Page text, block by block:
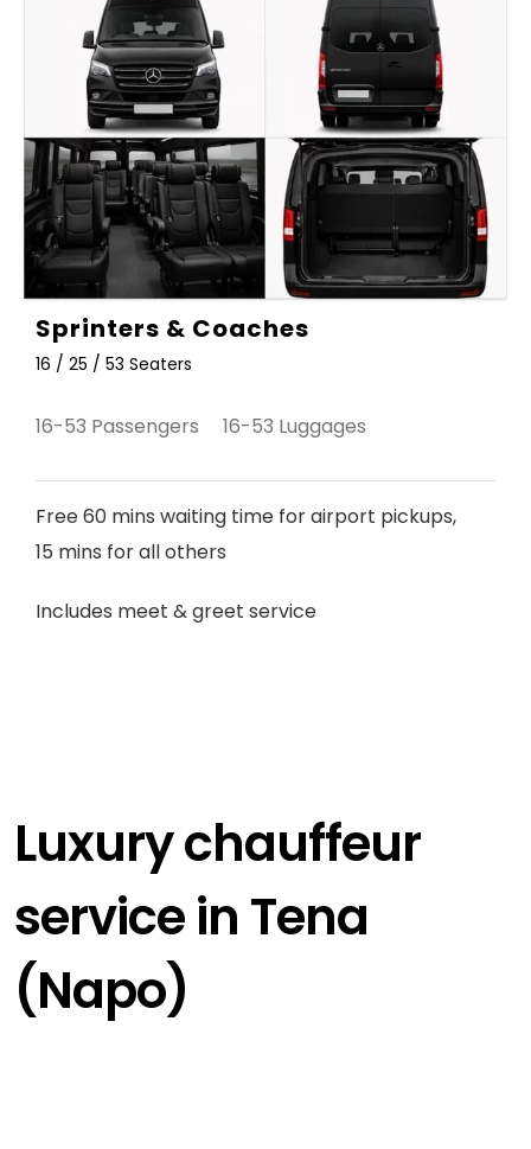
Sprinters & Coaches
16 / 25 / 53 Seaters
16-53 Passengers 16-53 Luggages
Free 60 mins waiting time for airport pickups,
15 mins for all others
Includes meet & greet service
Luxury chauffeur
service in Tena
(Napo)